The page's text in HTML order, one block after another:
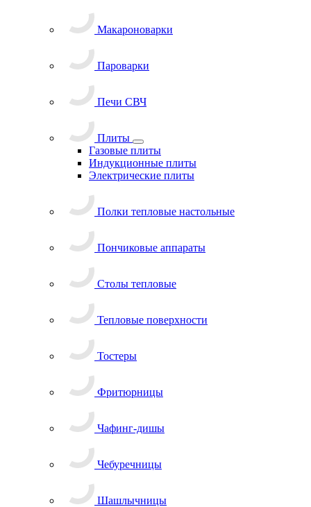
Макароноварки
Пароварки
Печи СВЧ
Плиты
Газовые плиты
Индукционные плиты
Электрические плиты
Полки тепловые настольные
Пончиковые аппараты
Столы тепловые
Тепловые поверхности
Тостеры
Фритюрницы
Чафинг-дишы
Чебуречницы
Шашлычницы